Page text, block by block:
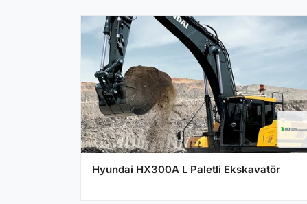
Hyundai HX300A L Paletli Ekskavatör